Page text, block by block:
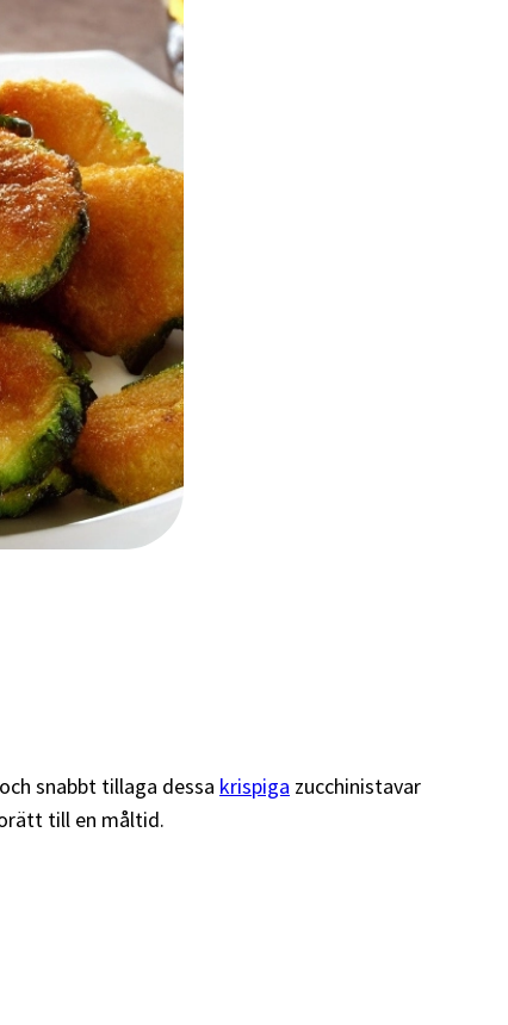
snabbt tillaga dessa krispiga zucchinistavar
till en måltid.